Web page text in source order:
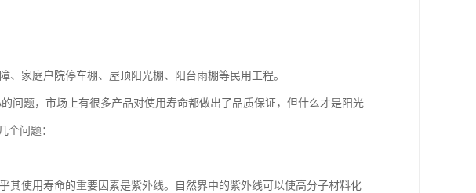
家庭户院停车棚、屋顶阳光棚、阳台雨棚等民用工程。
问题，市场上有很多产品对使用寿命都做出了品质保证，但什么才是阳光
个问题：
其使用寿命的重要因素是紫外线。自然界中的紫外线可以使高分子材料化